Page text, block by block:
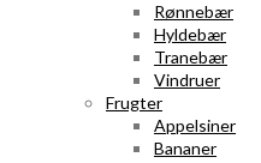
Rønnebær
Hyldebær
Tranebær
Vindruer
Frugter
Appelsiner
Bananer